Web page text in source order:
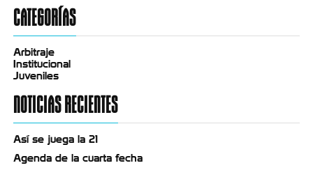
CATEGORÍAS
Arbitraje
Institucional
Juveniles
NOTICIAS RECIENTES
Así se juega la 21
Agenda de la cuarta fecha